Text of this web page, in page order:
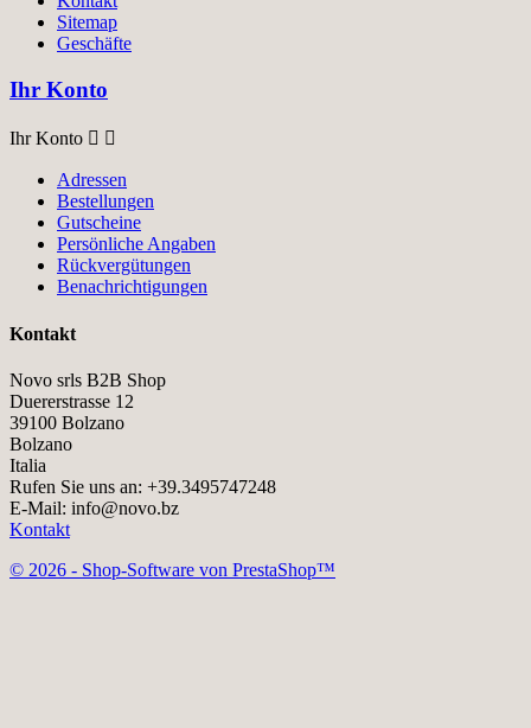
Sitemap
Geschäfte
Ihr Konto
Ihr Konto  
Adressen
Bestellungen
Gutscheine
Persönliche Angaben
Rückvergütungen
Benachrichtigungen
Kontakt
Novo srls B2B Shop
Duererstrasse 12
39100 Bolzano
Bolzano
Italia
Rufen Sie uns an: +39.3495747248
E-Mail: info@novo.bz
Kontakt
© 2026 - Shop-Software von PrestaShop™